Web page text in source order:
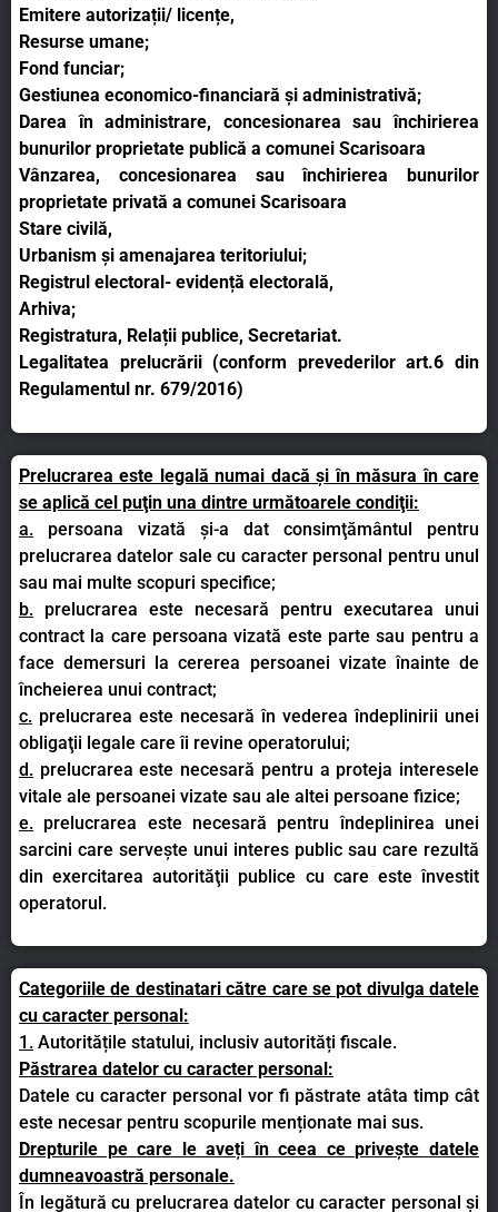
Emitere autorizații/ licențe,
Resurse umane;
Fond funciar;
Gestiunea economico-financiară și administrativă;
Darea în administrare, concesionarea sau închirierea
bunurilor proprietate publică a comunei Scarisoara
Vânzarea, concesionarea sau închirierea bunurilor
proprietate privată a comunei Scarisoara
Stare civilă,
Urbanism și amenajarea teritoriului;
Registrul electoral- evidență electorală,
Arhiva;
Registratura, Relații publice, Secretariat.
Legalitatea prelucrării (conform prevederilor art.6 din
Regulamentul nr. 679/2016)
Prelucrarea este legală numai dacă şi în măsura în care
se aplică cel puţin una dintre următoarele condiţii:
a. persoana vizată şi-a dat consimţământul pentru
prelucrarea datelor sale cu caracter personal pentru unul
sau mai multe scopuri specifice;
b. prelucrarea este necesară pentru executarea unui
contract la care persoana vizată este parte sau pentru a
face demersuri la cererea persoanei vizate înainte de
încheierea unui contract;
c. prelucrarea este necesară în vederea îndeplinirii unei
obligaţii legale care îi revine operatorului;
d. prelucrarea este necesară pentru a proteja interesele
vitale ale persoanei vizate sau ale altei persoane fizice;
e. prelucrarea este necesară pentru îndeplinirea unei
sarcini care serveşte unui interes public sau care rezultă
din exercitarea autorităţii publice cu care este învestit
operatorul.
Categoriile de destinatari către care se pot divulga datele
cu caracter personal:
1. Autoritățile statului, inclusiv autorități fiscale.
Păstrarea datelor cu caracter personal:
Datele cu caracter personal vor fi păstrate atâta timp cât
este necesar pentru scopurile menționate mai sus.
Drepturile pe care le aveți în ceea ce privește datele
dumneavoastră personale.
În legătură cu prelucrarea datelor cu caracter personal și